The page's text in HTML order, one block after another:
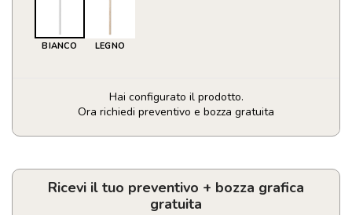
BIANCO LEGNO
Hai configurato il prodotto.
Ora richiedi preventivo e bozza gratuita
Matita
gomma
quantitàRicevi il tuo preventivo + bozza grafica
gratuita